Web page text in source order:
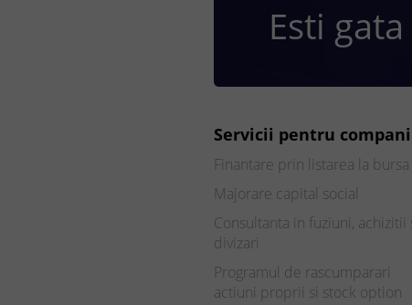
Esti
Servicii pentru
Finantare prin listarea la bursa
Majorare capital social
Consultanta in fuziuni, achizitii
divizari
Programul de rascumparari
actiuni proprii si stock option